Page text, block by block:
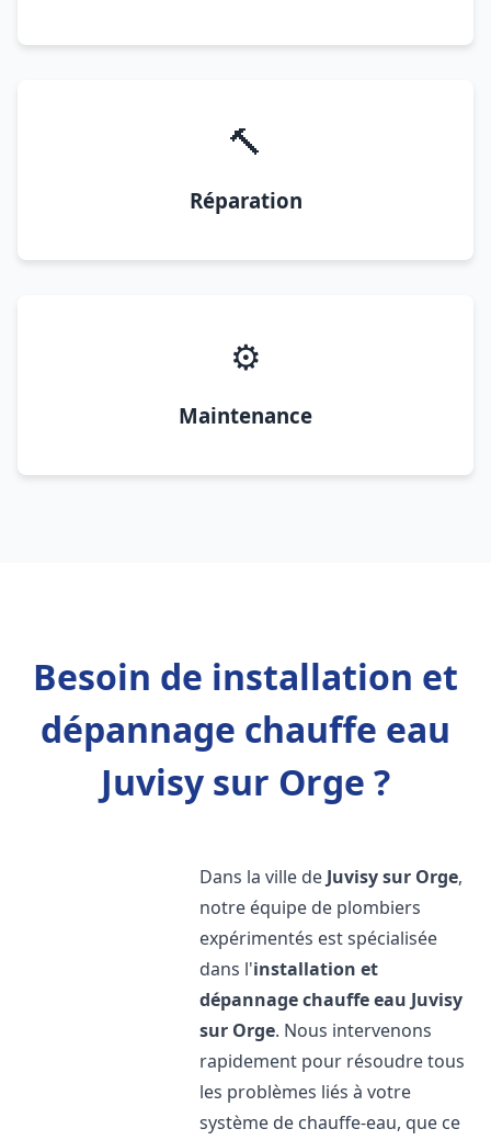
🔨
Réparation
⚙️
Maintenance
Besoin de installation et
dépannage chauffe eau
Juvisy sur Orge ?
Dans la ville de Juvisy sur Orge,
notre équipe de plombiers
expérimentés est spécialisée
dans l'installation et
dépannage chauffe eau Juvisy
sur Orge. Nous intervenons
rapidement pour résoudre tous
les problèmes liés à votre
système de chauffe-eau, que ce